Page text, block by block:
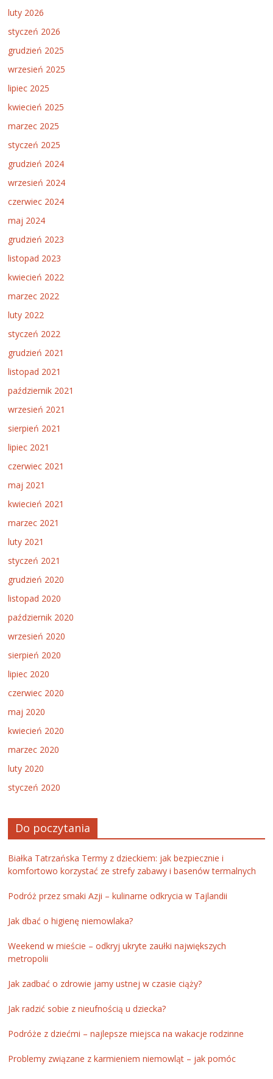
luty 2026
styczeń 2026
grudzień 2025
wrzesień 2025
lipiec 2025
kwiecień 2025
marzec 2025
styczeń 2025
grudzień 2024
wrzesień 2024
czerwiec 2024
maj 2024
grudzień 2023
listopad 2023
kwiecień 2022
marzec 2022
luty 2022
styczeń 2022
grudzień 2021
listopad 2021
październik 2021
wrzesień 2021
sierpień 2021
lipiec 2021
czerwiec 2021
maj 2021
kwiecień 2021
marzec 2021
luty 2021
styczeń 2021
grudzień 2020
listopad 2020
październik 2020
wrzesień 2020
sierpień 2020
lipiec 2020
czerwiec 2020
maj 2020
kwiecień 2020
marzec 2020
luty 2020
styczeń 2020
Do poczytania
Białka Tatrzańska Termy z dzieckiem: jak bezpiecznie i
komfortowo korzystać ze strefy zabawy i basenów termalnych
Podróż przez smaki Azji – kulinarne odkrycia w Tajlandii
Jak dbać o higienę niemowlaka?
Weekend w mieście – odkryj ukryte zaułki największych
metropolii
Jak zadbać o zdrowie jamy ustnej w czasie ciąży?
Jak radzić sobie z nieufnością u dziecka?
Podróże z dziećmi – najlepsze miejsca na wakacje rodzinne
Problemy związane z karmieniem niemowląt – jak pomóc